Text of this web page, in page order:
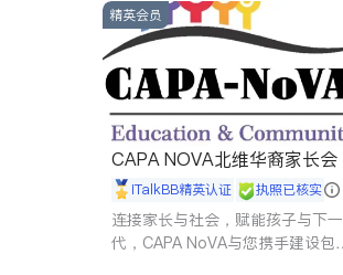
精英会员
CAPA NOVA北维华裔家长会
iTalkBB精英认证 执照已核实
连接家长与社会，赋能孩子与下一
代，CAPA NoVA与您携手建设包